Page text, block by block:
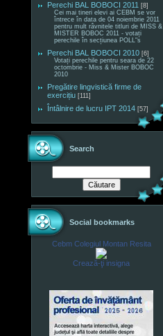
Perechi BAL BOBOCI 2011 [8]
Cei mai tineri elevi ai CEBM se vor
întrece în data de 04 noiembrie 2011
pentru mult râvnitele titluri de MISS &
MISTER BOBOC 2011 - votați
perechile în secțiunea POLL"s
Perechi BAL BOBOCI 2010 [6]
Votați perechile pentru seara de 22
octombrie - Miss & Mister BOBOC
2010
Pregătire lingvistică firme de
exercițiu [111]
Întâlnire de lucru IPT 2014 [57]
Search
Social bookmarks
Cebm Colegiul Montan Resita
Crează-ţi insigna